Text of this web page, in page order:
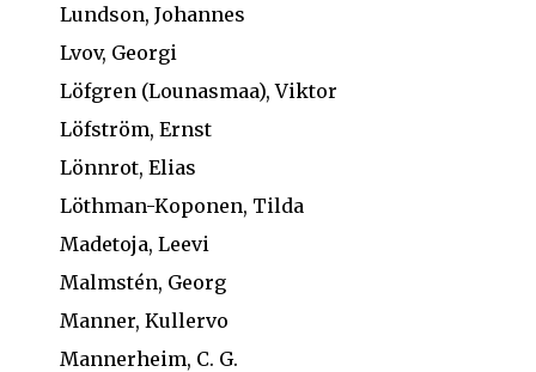
Lundson, Johannes
Lvov, Georgi
Löfgren (Lounasmaa), Viktor
Löfström, Ernst
Lönnrot, Elias
Löthman-Koponen, Tilda
Madetoja, Leevi
Malmstén, Georg
Manner, Kullervo
Mannerheim, C. G.